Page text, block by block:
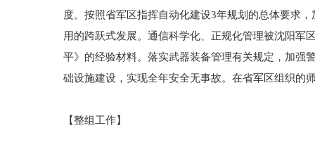
度。按照省军区指挥自动化建设3年规划的总体要求
用的跨跃式发展。通信科学化、正规化管理被沈阳军
平》的经验材料。落实武器装备管理有关规定，加强
础设施建设，实现全年安全无事故。在省军区组织的
【整组工作】